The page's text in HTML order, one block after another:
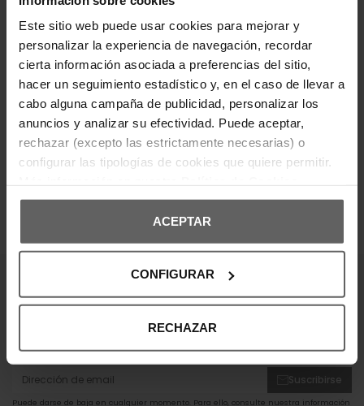
Este sitio web puede usar cookies para mejorar y
personalizar la experiencia de navegación, recordar
cierta información asociada a preferencias del sitio,
hacer un seguimiento estadístico y, en el caso de llevar a
cabo alguna campaña de publicidad, personalizar los
anuncios y analizar su efectividad. Puede aceptar,
rechazar (excepto las estrictamente necesarias) o
configurar las tipologías de cookies que quiere permitir.
ACEPTAR
CONFIGURAR
RECHAZAR
para un look casual sofisticado.
DETALLES DEL PRODUCTO
DEVOLUCIONES Y CAMBIOS
INFORMACIÓN ENVÍOS
¡Entérate de todas las novedades y
ofertas!
Suscribte a nuestra newsletter y no te pierdas nada.
Suscribirse
Puede darse de baja en cualquier momento. Para ello, consulte nuestra información